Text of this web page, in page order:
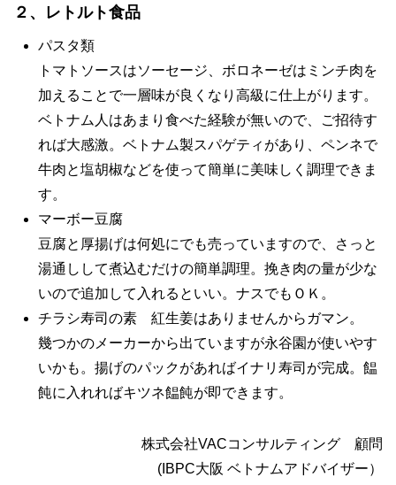
２、レトルト食品
パスタ類
トマトソースはソーセージ、ボロネーゼはミンチ肉を
加えることで一層味が良くなり高級に仕上がります。
ベトナム人はあまり食べた経験が無いので、ご招待す
れば大感激。ベトナム製スパゲティがあり、ペンネで
牛肉と塩胡椒などを使って簡単に美味しく調理できま
す。
マーボー豆腐
豆腐と厚揚げは何処にでも売っていますので、さっと
湯通しして煮込むだけの簡単調理。挽き肉の量が少な
いので追加して入れるといい。ナスでもＯＫ。
チラシ寿司の素 紅生姜はありませんからガマン。
幾つかのメーカーから出ていますが永谷園が使いやす
いかも。揚げのパックがあればイナリ寿司が完成。饂
飩に入れればキツネ饂飩が即できます。
株式会社VACコンサルティング 顧問
(IBPC大阪 ベトナムアドバイザー）